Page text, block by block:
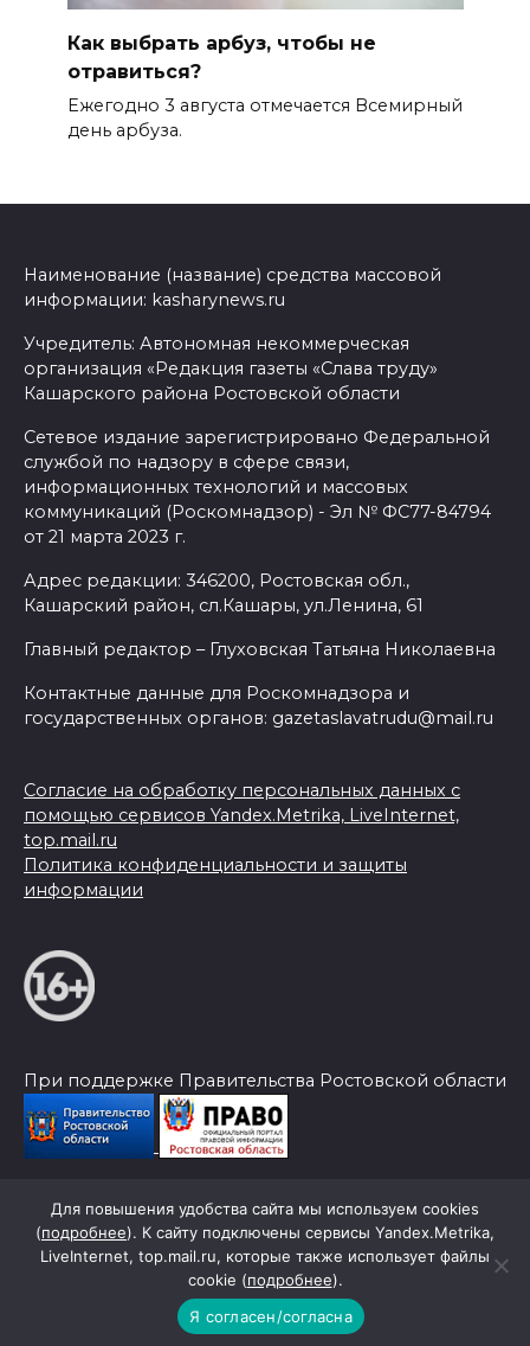
Как выбрать арбуз, чтобы не
отравиться?
Ежегодно 3 августа отмечается Всемирный
день арбуза.
Наименование (название) средства массовой
информации: kasharynews.ru
Учредитель: Автономная некоммерческая
организация «Редакция газеты «Слава труду»
Кашарского района Ростовской области
Сетевое издание зарегистрировано Федеральной
службой по надзору в сфере связи,
информационных технологий и массовых
коммуникаций (Роскомнадзор) - Эл № ФС77-84794
от 21 марта 2023 г.
Адрес редакции: 346200, Ростовская обл.,
Кашарский район, сл.Кашары, ул.Ленина, 61
Главный редактор – Глуховская Татьяна Николаевна
Контактные данные для Роскомнадзора и
государственных органов: gazetaslavatrudu@mail.ru
Согласие на обработку персональных данных с
помощью сервисов Yandex.Metrika, LiveInternet,
top.mail.ru
Политика конфиденциальности и защиты
информации
При поддержке Правительства Ростовской области
© 2026 Слава Труду
Для повышения удобства сайта мы используем cookies
(подробнее). К сайту подключены сервисы Yandex.Metrika,
LiveInternet, top.mail.ru, которые также использует файлы
cookie (подробнее).
Я согласен/согласна